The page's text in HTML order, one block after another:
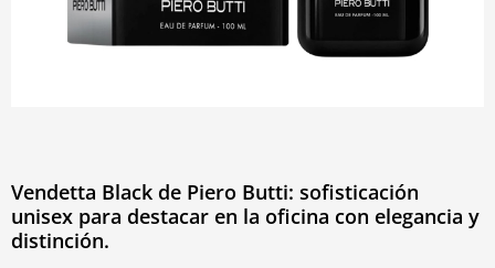
Vendetta Black de Piero Butti: sofisticación
unisex para destacar en la oficina con elegancia y
distinción.